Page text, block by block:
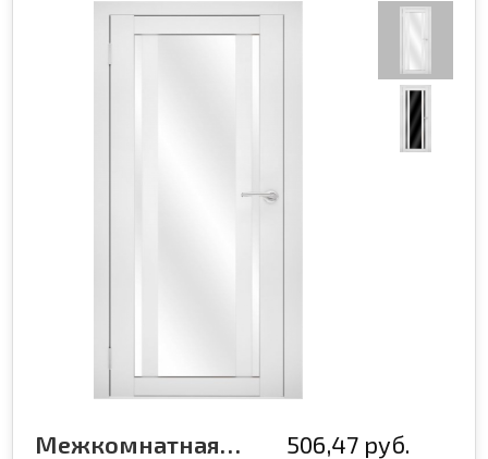
Межкомнатная дверь эмалированная Flash ECO 11 Белый 506,47 руб.